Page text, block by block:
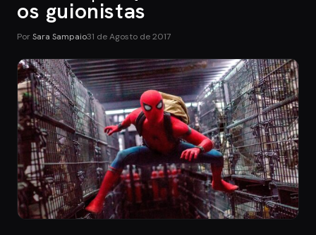
os guionistas
Por Sara Sampaio31 de Agosto de 2017